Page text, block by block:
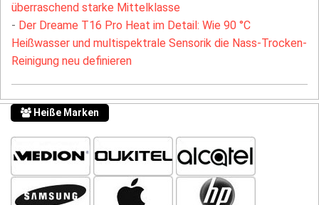
überraschend starke Mittelklasse
- Der Dreame T16 Pro Heat im Detail: Wie 90 °C
Heißwasser und multispektrale Sensorik die Nass-Trocken-
Reinigung neu definieren
Heiße Marken